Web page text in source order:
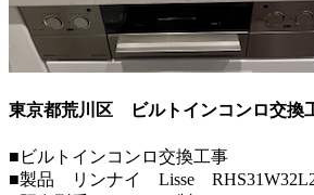
東京都荒川区 ビルトインコンロ交換
■ビルトインコンロ交換工事
■製品 リンナイ Lisse